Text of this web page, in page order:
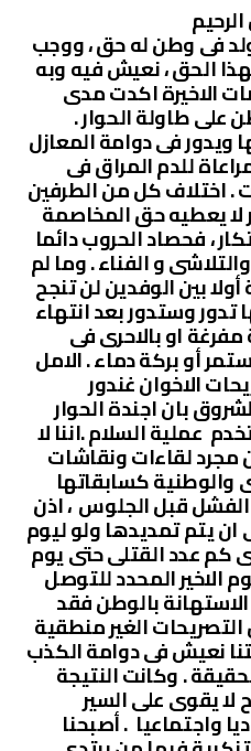
فى وطن له حق ، ووجب
الحق ، نعيش فيه وبه
الاخيرة اكدت مدى
على طاولة الحوار .
ويدور فى دوامة المعازل
للدم المراق فى
. اختلاف كل من الطرفين
لا يعطيه حق المخاصمة
، فحصاد الحروب دائما
و الفناء . وما لم
بين الوفدين لن تنجح
تدور وستدور بعد انتهاء
او بالاحرى فى
أو بركة دماء . الامل
الاخوان غندور
بان اجندة الحوار
عملية السلام .اننا لا
مجرد لقاءات ونقاشات
كسابقاتها
قبل الجلوس ، اذن
يتم تمديدها ولو ليوم
كم عدد القتلى حتى يوم
/ 2014 اليوم الاخير المحدد للتوصل
بالوطن فقد
الغير منطقية
نعيش فى دوامة الكذب
. وكانت النتيجة
يقوى على السير
واجتماعيا . أصبحنا